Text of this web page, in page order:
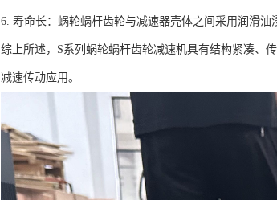
6. 寿命长：蜗轮蜗杆齿轮与减速器壳体之间采用润滑
综上所述，S系列蜗轮蜗杆齿轮减速机具有结构紧凑、
减速传动应用。